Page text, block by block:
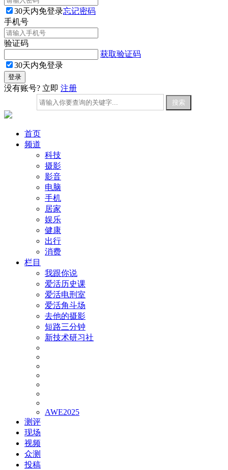
30天内免登录忘记密码
手机号
验证码
获取验证码
30天内免登录
没有账号? 立即 注册
首页
频道
科技
摄影
影音
电脑
手机
居家
娱乐
健康
出行
消费
栏目
我跟你说
爱活历史课
爱活电刑室
爱活角斗场
去他的摄影
短路三分钟
新技术研习社
AWE2025
测评
现场
视频
众测
投稿